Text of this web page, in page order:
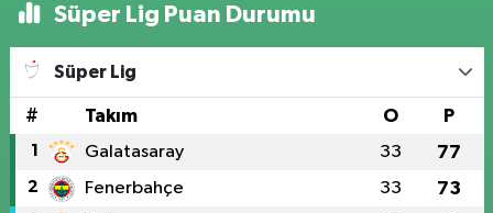
Süper Lig Puan Durumu
Süper Lig
# Takım O P
1 Galatasaray 33 77
2 Fenerbahçe 33 73